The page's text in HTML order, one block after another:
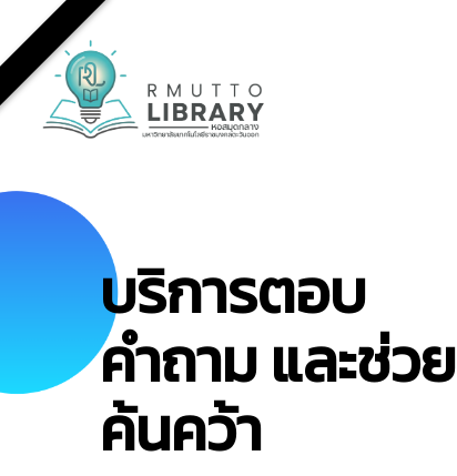
main
content
บริการตอบ
คำถาม และช่วย
ค้นคว้า